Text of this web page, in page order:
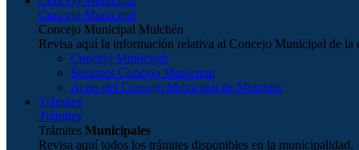
Concejo Municipal
Concejo Municipal Mulchén
Revisa aquí la información relativa al Concejo Municipal de la
Concejo Municipal
Sesiones Concejo Municipal
Actas del Concejo Municipal de Mulchén
Trámites
Trámites
Trámites Municipales
Revisa aquí todos los trámites disponibles en la municipalidad.